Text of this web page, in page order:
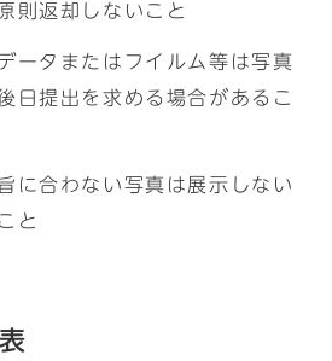
則返却しないこと
ータまたはフイルム等は写真
日提出を求める場合があるこ
に合わない写真は展示しない
と